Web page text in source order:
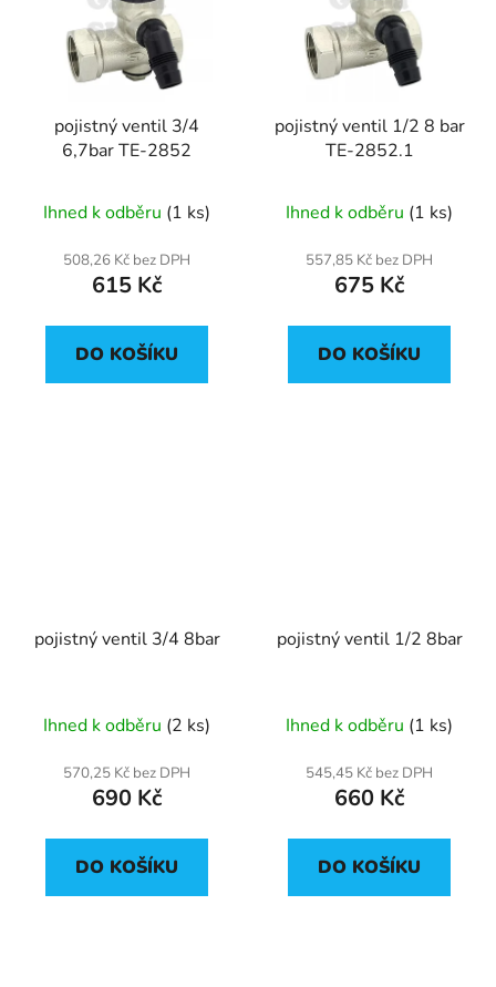
pojistný ventil 3/4
6,7bar TE-2852
Ihned k odběru (1 ks)
508,26 Kč bez DPH
615 Kč
DO KOŠÍKU
pojistný ventil 1/2 8 bar
TE-2852.1
Ihned k odběru (1 ks)
557,85 Kč bez DPH
675 Kč
DO KOŠÍKU
pojistný ventil 3/4 8bar
Ihned k odběru (2 ks)
570,25 Kč bez DPH
690 Kč
DO KOŠÍKU
pojistný ventil 1/2 8bar
Ihned k odběru (1 ks)
545,45 Kč bez DPH
660 Kč
DO KOŠÍKU